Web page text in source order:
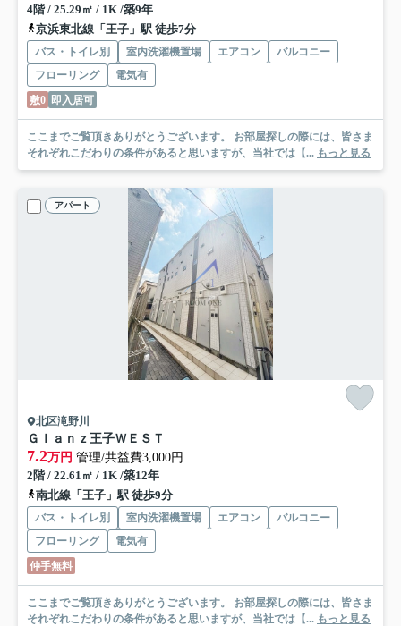
4階 / 25.29㎡ / 1K /築9年
京浜東北線「王子」駅 徒歩7分
バス・トイレ別 室内洗濯機置場 エアコン
バルコニー
フローリング
電気有
敷0 即入居可
ここまでご覧頂きありがとうございます。 お部屋探しの際には、皆さま
それぞれこだわりの条件があると思いますが、当社では【... もっと見る
アパート
北区滝野川
Ｇｌａｎｚ王子ＷＥＳＴ
7.2万円 管理/共益費3,000円
2階 / 22.61㎡ / 1K /築12年
南北線「王子」駅 徒歩9分
バス・トイレ別 室内洗濯機置場 エアコン
バルコニー
フローリング
電気有
仲手無料
ここまでご覧頂きありがとうございます。 お部屋探しの際には、皆さま
それぞれこだわりの条件があると思いますが、当社では【... もっと見る